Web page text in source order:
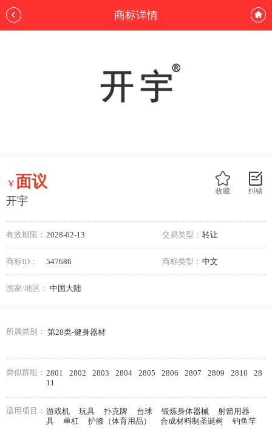
商标详情
纠错
收藏
￥面议
开宇
有效期限： 2028-02-13 交易类型： 转让
商标ID： 547686 商标类型： 中文
国家/地区： 中国大陆
所属类别： 第28类-健身器材
类似群组： 2801 2802 2803 2804 2805 2806 2807 2809 2810
28
11
适用项目： 游戏机 玩具 扑克牌 台球 锻炼身体器械
射箭用器
具
单杠 护膝（体育用品） 合成材料制圣诞树 钓鱼竿